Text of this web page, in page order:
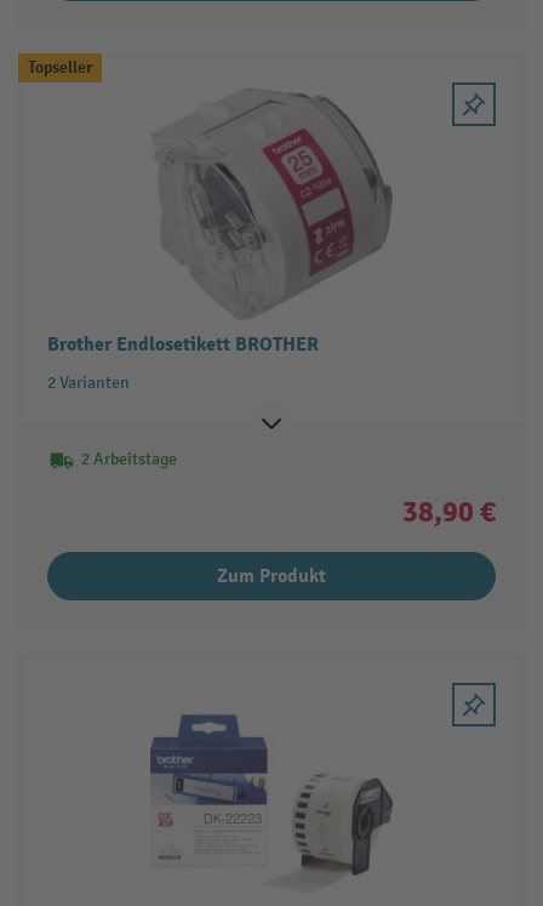
Topseller
Brother Endlosetikett BROTHER
2 Varianten
2 Arbeitstage
38,90 €
Zum Produkt